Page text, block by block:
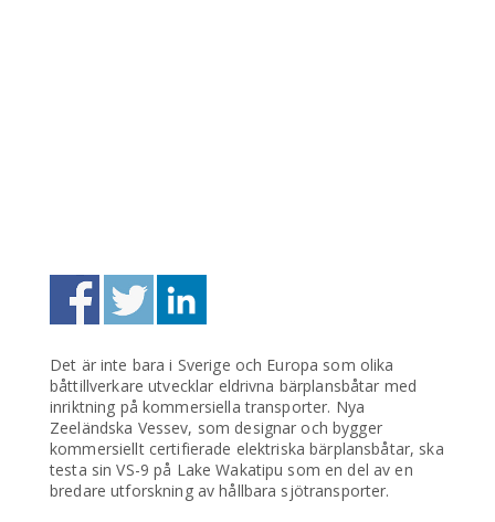
Det är inte bara i Sverige och Europa som olika
båttillverkare utvecklar eldrivna bärplansbåtar med
inriktning på kommersiella transporter. Nya
Zeeländska Vessev, som designar och bygger
kommersiellt certifierade elektriska bärplansbåtar, ska
testa sin VS-9 på Lake Wakatipu som en del av en
bredare utforskning av hållbara sjötransporter.